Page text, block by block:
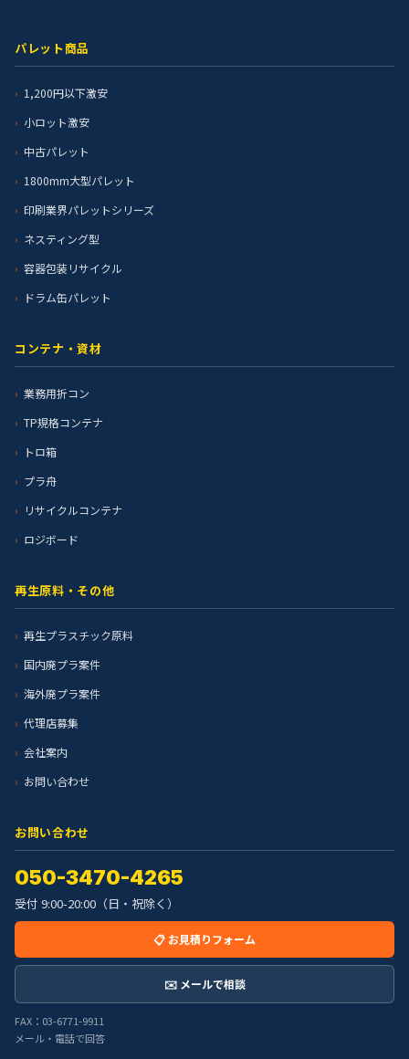
パレット商品
1,200円以下激安
小ロット激安
中古パレット
1800mm大型パレット
印刷業界パレットシリーズ
ネスティング型
容器包装リサイクル
ドラム缶パレット
コンテナ・資材
業務用折コン
TP規格コンテナ
トロ箱
プラ舟
リサイクルコンテナ
ロジボード
再生原料・その他
再生プラスチック原料
国内廃プラ案件
海外廃プラ案件
代理店募集
会社案内
お問い合わせ
お問い合わせ
050-3470-4265
受付 9:00-20:00（日・祝除く）
📋 お見積りフォーム
✉️ メールで相談
FAX：03-6771-9911
メール・電話で回答